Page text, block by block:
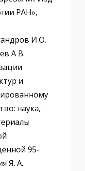
РАН»,
И.О.
А В.
и
наука,
95-
Я. А.